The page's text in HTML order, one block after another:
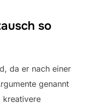
so
da er nach einer
genannt
kreativere